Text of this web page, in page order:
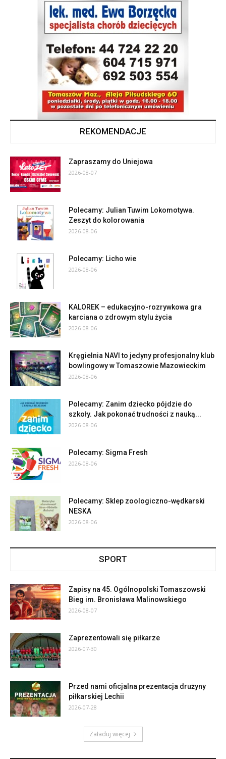
REKOMENDACJE
Zapraszamy do Uniejowa
2026-08-07
Polecamy: Julian Tuwim Lokomotywa.
Zeszyt do kolorowania
2026-08-06
Polecamy: Licho wie
2026-08-06
KALOREK – edukacyjno-rozrywkowa gra
karciana o zdrowym stylu życia
2026-08-06
Kręgielnia NAVI to jedyny profesjonalny klub
bowlingowy w Tomaszowie Mazowieckim
2026-08-06
Polecamy: Zanim dziecko pójdzie do
szkoły. Jak pokonać trudności z nauką...
2026-08-06
Polecamy: Sigma Fresh
2026-08-06
Polecamy: Sklep zoologiczno-wędkarski
NESKA
2026-08-06
SPORT
Zapisy na 45. Ogólnopolski Tomaszowski
Bieg im. Bronisława Malinowskiego
2026-08-07
Zaprezentowali się piłkarze
2026-07-30
Przed nami oficjalna prezentacja drużyny
piłkarskiej Lechii
2026-07-28
Załaduj więcej